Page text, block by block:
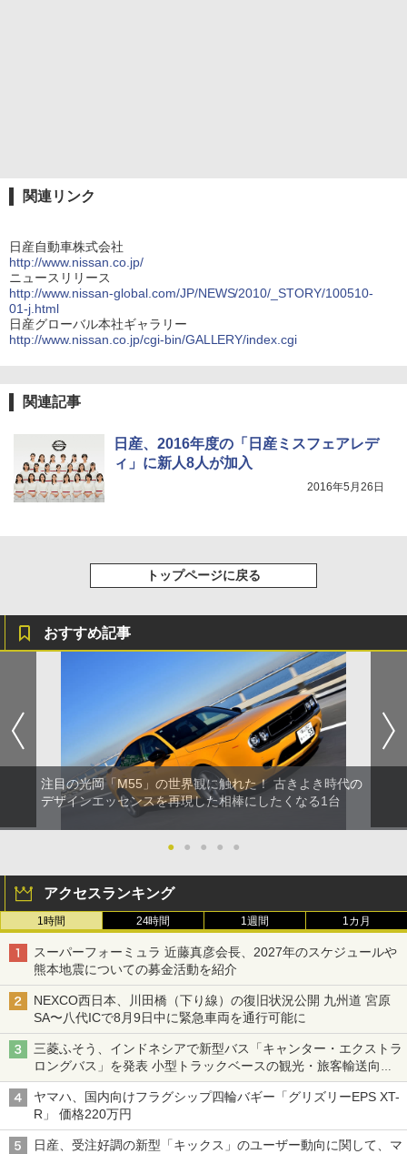
関連リンク
日産自動車株式会社
http://www.nissan.co.jp/
ニュースリリース
http://www.nissan-global.com/JP/NEWS/2010/_STORY/100510-
01-j.html
日産グローバル本社ギャラリー
http://www.nissan.co.jp/cgi-bin/GALLERY/index.cgi
関連記事
日産、2016年度の「日産ミスフェアレデ
ィ」に新人8人が加入
2016年5月26日
トップページに戻る
おすすめ記事
注目の光岡「M55」の世界観に触れた！ 古きよき時代の
デザインエッセンスを再現した相棒にしたくなる1台
● ● ● ● ●
アクセスランキング
1時間 24時間 1週間 1カ月
スーパーフォーミュラ 近藤真彦会長、2027年のスケジュールや
熊本地震についての募金活動を紹介
NEXCO西日本、川田橋（下り線）の復旧状況公開 九州道 宮原
SA〜八代ICで8月9日中に緊急車両を通行可能に
三菱ふそう、インドネシアで新型バス「キャンター・エクストラ
ロングバス」を発表 小型トラックベースの観光・旅客輸送向け
バス
ヤマハ、国内向けフラグシップ四輪バギー「グリズリーEPS XT-
R」 価格220万円
日産、受注好調の新型「キックス」のユーザー動向に関して、マ